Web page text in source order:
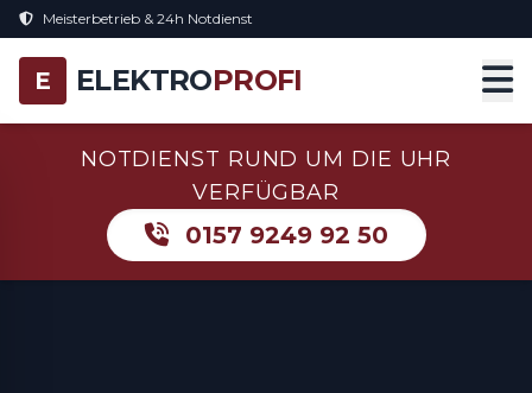
Meisterbetrieb & 24h Notdienst
E ELEKTROPROFI
NOTDIENST RUND UM DIE UHR
VERFÜGBAR
0157 9249 92 50